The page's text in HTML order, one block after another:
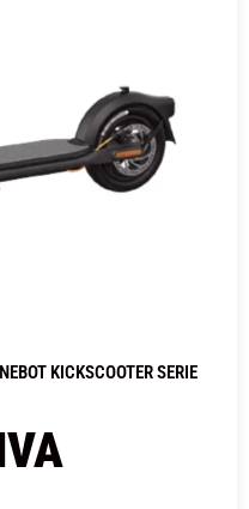
KICKSCOOTER SERIE